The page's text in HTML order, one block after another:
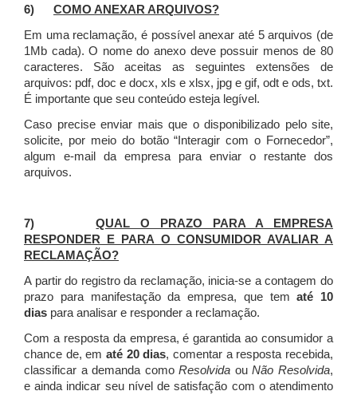
6) COMO ANEXAR ARQUIVOS?
Em uma reclamação, é possível anexar até 5 arquivos (de
1Mb cada). O nome do anexo deve possuir menos de 80
caracteres. São aceitas as seguintes extensões de
arquivos: pdf, doc e docx, xls e xlsx, jpg e gif, odt e ods, txt.
É importante que seu conteúdo esteja legível.
Caso precise enviar mais que o disponibilizado pelo site,
solicite, por meio do botão “Interagir com o Fornecedor”,
algum e-mail da empresa para enviar o restante dos
arquivos.
7)QUAL O PRAZO PARA A EMPRESA
RESPONDER E PARA O CONSUMIDOR AVALIAR A
RECLAMAÇÃO?
A partir do registro da reclamação, inicia-se a contagem do
prazo para manifestação da empresa, que tematé 10
dias para analisar e responder a reclamação.
Com a resposta da empresa, é garantida ao consumidor a
chance de, em até 20 dias, comentar a resposta recebida,
classificar a demanda comoResolvida ouNão Resolvida,
e ainda indicar seu nível de satisfação com o atendimento